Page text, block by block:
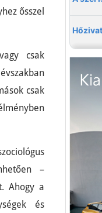
ősszel
csak
csak
–
Ahogy a
és